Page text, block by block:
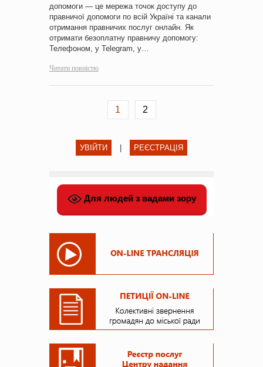
допомоги — це мережа точок доступу до
правничої допомоги по всій Україні та канали
отримання правничих послуг онлайн. Як
отримати безоплатну правничу допомогу:
Телефоном, у Telegram, у…
Читати повністю
1 2
УВІЙТИ РЕЄСТРАЦІЯ
Для людей з вадами зору